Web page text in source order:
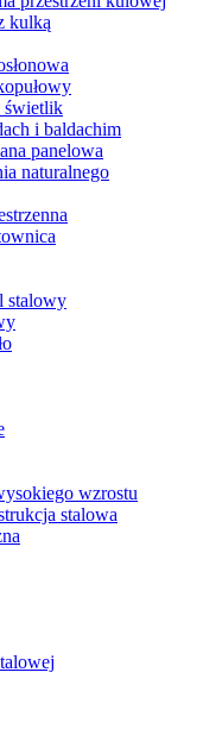
kulką
świetlik
i baldachim
panelowa
naturalnego
stalowy
wzrostu
stalowa